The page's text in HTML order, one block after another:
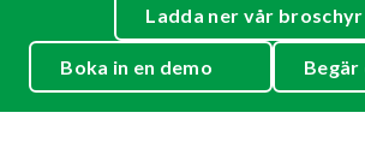
Ladda ner vår broschyr
Boka in en demo